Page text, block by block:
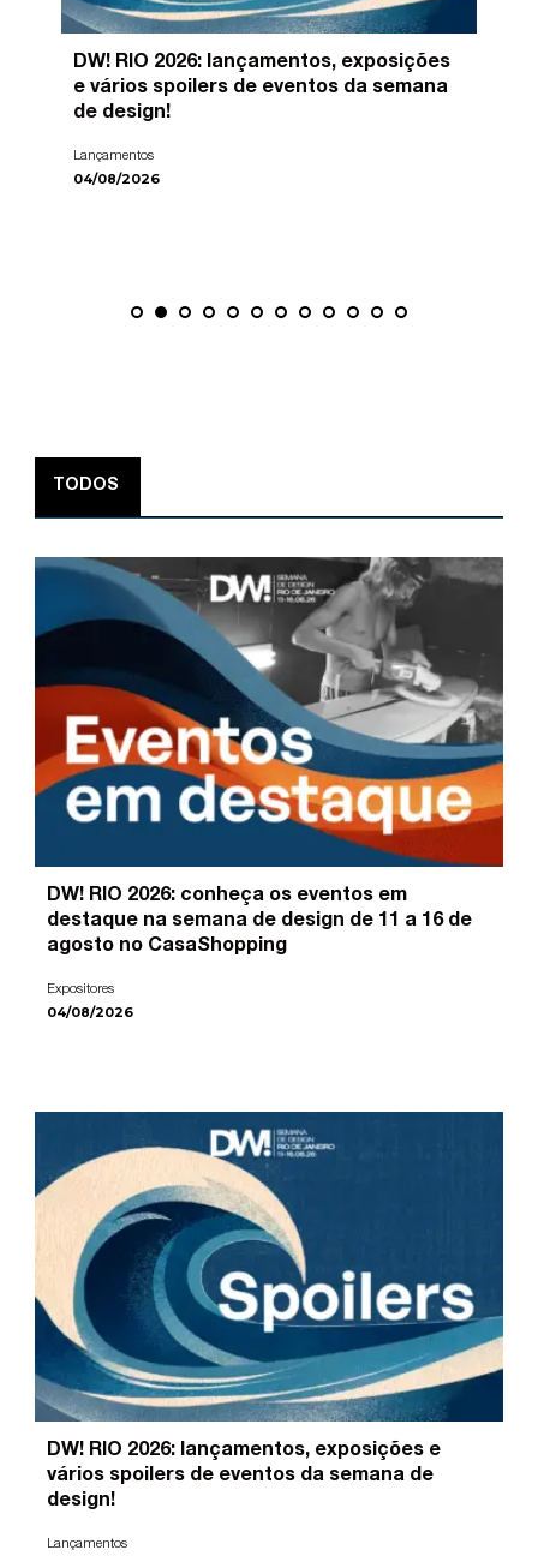
DW! RIO 2026: lançamentos, exposições
e vários spoilers de eventos da semana
de design!
Lançamentos
04/08/2026
TODOS
DW! RIO 2026: conheça os eventos em
destaque na semana de design de 11 a 16 de
agosto no CasaShopping
Expositores
04/08/2026
DW! RIO 2026: lançamentos, exposições e
vários spoilers de eventos da semana de
design!
Lançamentos